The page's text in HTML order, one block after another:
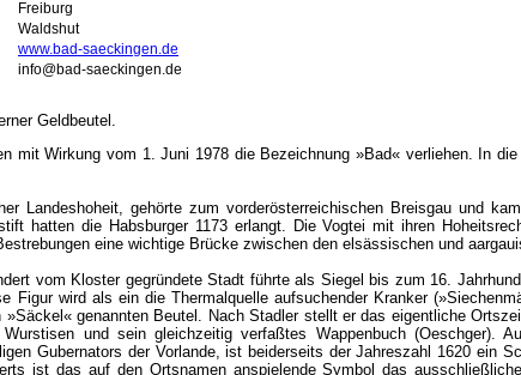
Freiburg
Waldshut
www.bad-saeckingen.de
info@bad-saeckingen.de
Geldbeutel.
mit Wirkung vom 1. Juni 1978 die Bezeichnung »Bad« verliehen. In
Landeshoheit, gehörte zum vorderösterreichischen Breisgau und
hatten die Habsburger 1173 erlangt. Die Vogtei mit ihren
eine wichtige Brücke zwischen den elsässischen und
vom Kloster gegründete Stadt führte als Siegel bis zum 16.
Figur wird als ein die Thermalquelle aufsuchender Kranker
genannten Beutel. Nach Stadler stellt er das eigentliche
und sein gleichzeitig verfaßtes Wappenbuch (Oeschger).
Gubernators der Vorlande, ist beiderseits der Jahreszahl 1620 ein
ist das auf den Ortsnamen anspielende Symbol das